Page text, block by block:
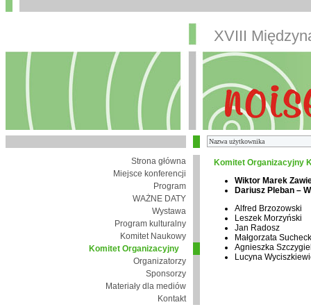
XVIII
Strona główna
Miejsce konferencji
Program
WAŻNE DATY
Wystawa
Program kulturalny
Komitet Naukowy
Komitet Organizacyjny
Organizatorzy
Sponsorzy
Materiały dla mediów
Kontakt
Komitet Organizacyjny
Wiktor Marek
Dariusz Pleban –
Alfred Brzozowski
Leszek Morzyński
Jan Radosz
Małgorzata
Agnieszka
Lucyna